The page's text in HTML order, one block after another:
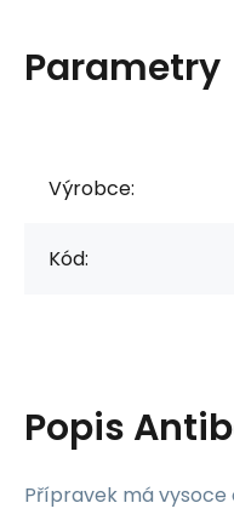
Parametry
Výrobce:
Kód:
Popis
Přípravek má